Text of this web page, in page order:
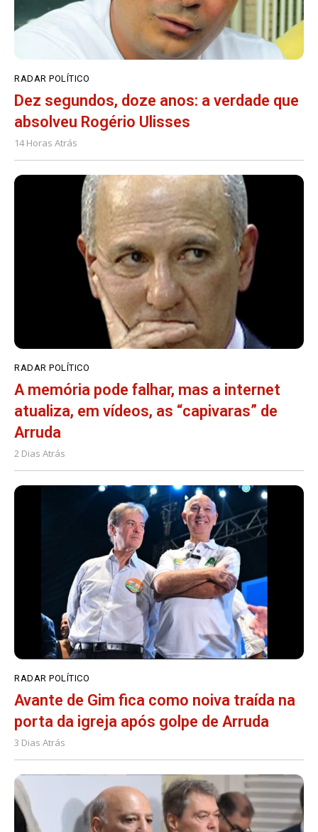
RADAR POLÍTICO
Dez segundos, doze anos: a verdade que
absolveu Rogério Ulisses
14 Horas Atrás
RADAR POLÍTICO
A memória pode falhar, mas a internet
atualiza, em vídeos, as “capivaras” de
Arruda
2 Dias Atrás
RADAR POLÍTICO
Avante de Gim fica como noiva traída na
porta da igreja após golpe de Arruda
3 Dias Atrás